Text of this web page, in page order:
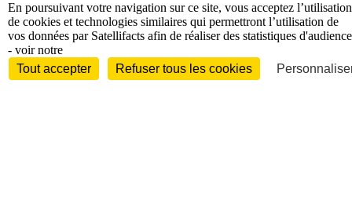
Entreprises et marchésTélécomsTechnologiesIndustries
En poursuivant votre navigation sur ce site, vous acceptez l’utilisation
de cookies et technologies similaires qui permettront l’utilisation de
vos données par Satellifacts afin de réaliser des statistiques d'audience
- voir notre
Tout accepter
Refuser tous les cookies